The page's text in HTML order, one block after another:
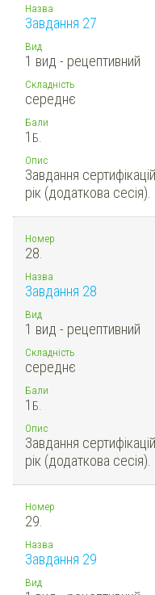
Назва
Завдання 27
Вид
1 вид - рецептивний
Складність
середнє
Бали
1 Б.
Опис
Завдання
рік (додаткова сесія).
Номер
28.
Назва
Завдання 28
Вид
1 вид - рецептивний
Складність
середнє
Бали
1 Б.
Опис
Завдання
рік (додаткова сесія).
Номер
29.
Назва
Завдання 29
Вид